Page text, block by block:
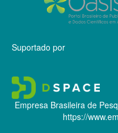
Suportado por
Empresa Brasileira de
https://